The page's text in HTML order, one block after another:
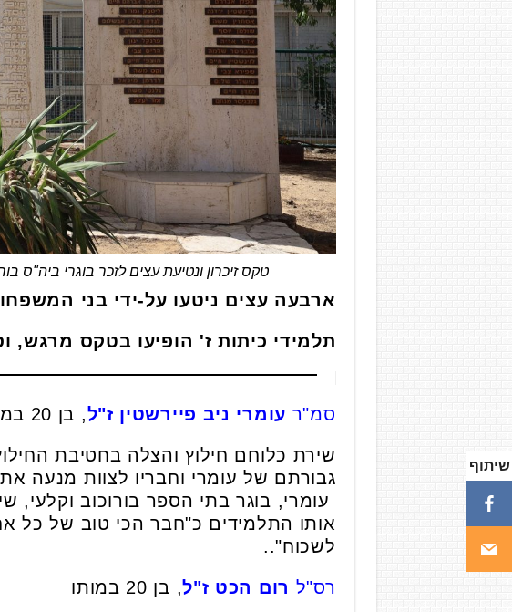
טקס זיכרון ונטיעת עצים לזכר בוגרי ביה"ס
ארבעה עצים ניטעו על-ידי בני
תלמידי כיתות ז' הופיעו בטקס מרגש,
סמ"ר עומרי ניב פיירשטין ז"ל, בן 20 במותו
עומרי, בוגר בתי הספר בורוכוב וקלעי,
אותו התלמידים כ"חבר הכי טוב של כל
לשכוח"..
רס"ל רום הכט ז"ל, בן 20 במותו
שיתוף